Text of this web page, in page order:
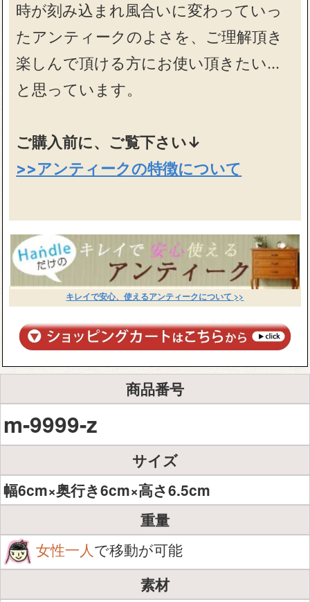
時が刻み込まれ風合いに変わっていっ
たアンティークのよさを、ご理解頂き
楽しんで頂ける方にお使い頂きたい…
と思っています。
ご購入前に、ご覧下さい↓
>>アンティークの特徴について
キレイで安心、使えるアンティークについて >>
商品番号
m-9999-z
サイズ
幅6cm×奥行き6cm×高さ6.5cm
重量
女性一人で移動が可能
素材